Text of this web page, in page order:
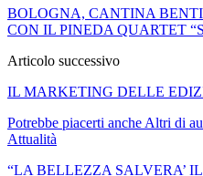
BOLOGNA, CANTINA
CON IL PINEDA QUARTET
Articolo successivo
IL MARKETING DELLE
Potrebbe piacerti anche Altri di
Attualità
“LA BELLEZZA SALVERA’